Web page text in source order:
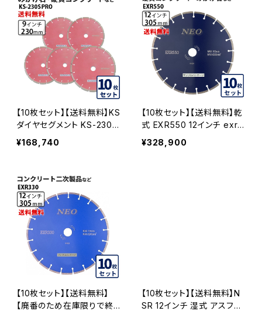
80spro-10)
【10枚セット】【送料無料】KS
ダイヤセグメント KS-230S
プロ 9インチ みかげ石・硬
質コンクリートなど (ks-23
¥168,740
【10枚セット】【送料無料】乾
式 EXR550 12インチ exr5
50-12 硬質コンクリート・み
かげ石など EXR550-12-1
¥328,900
【10枚セット】【送料無料】
【廃番のため在庫限りで終
【10枚セット】【送料無料】N
SR 12インチ 湿式 アスファ